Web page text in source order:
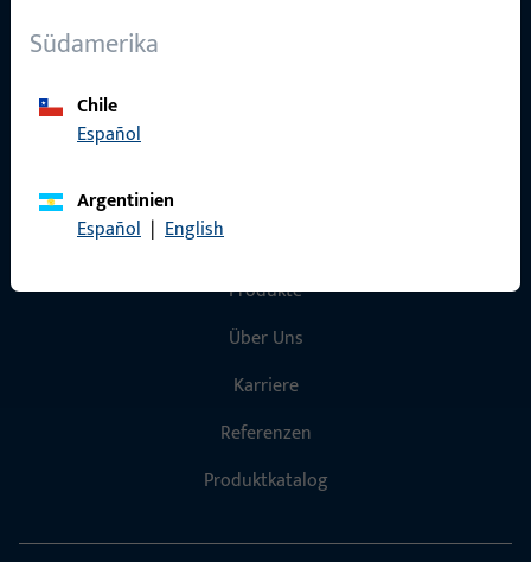
Südamerika
Chile
Español
Argentinien
Español | EnglishSchnelleinstieg
Produkte
Über Uns
Karriere
Referenzen
Produktkatalog